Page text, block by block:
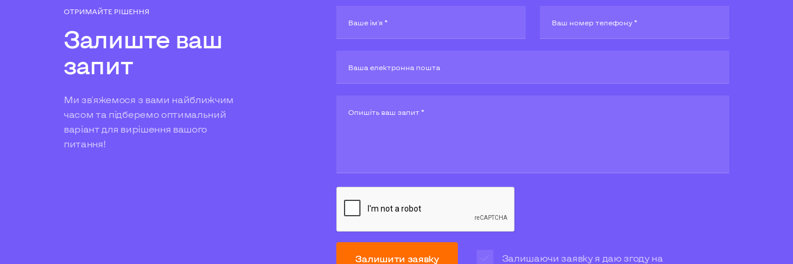
ОТРИМАЙТЕ РІШЕННЯ
Залиште ваш
запит
Ми зв'яжемося з вами найближчим
часом та підберемо оптимальний
варіант для вирішення вашого
питання!
Ваше ім'я * Ваш номер телефону *
Ваша електронна пошта
Опишiть ваш запит *
Залишити заявку Залишаючи заявку я даю згоду на